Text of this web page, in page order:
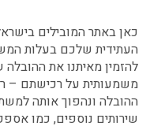
כאן באתר המובילים
העתידית שלכם בעלות
להזמין מאיתנו את
משמעותית על רכישתם –
ההובלה ונהפוך אותה
שירותים נוספים, כמו